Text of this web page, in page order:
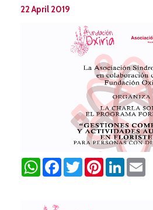
22 April 2019
WhatsAppFacebookTwitterPinterestLinkedIn